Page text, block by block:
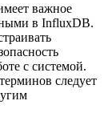
важное
в InfluxDB.
с системой.
следует